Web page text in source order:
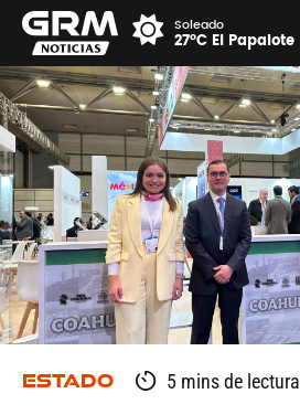
Soleado
27°C El Papalote
ESTADO 5 mins de lectura